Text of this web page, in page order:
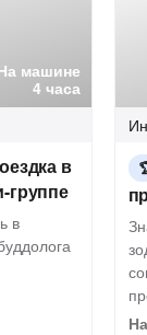
машине
4 часа
в
группе
в